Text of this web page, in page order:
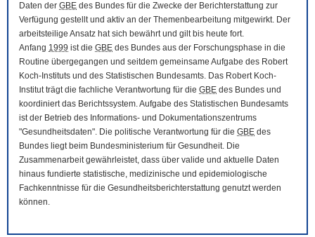
Daten der GBE des Bundes für die Zwecke der Berichterstattung zur
Verfügung gestellt und aktiv an der Themenbearbeitung mitgewirkt. Der
arbeitsteilige Ansatz hat sich bewährt und gilt bis heute fort.
Anfang 1999 ist die GBE des Bundes aus der Forschungsphase in die
Routine übergegangen und seitdem gemeinsame Aufgabe des Robert
Koch-Instituts und des Statistischen Bundesamts. Das Robert Koch-
Institut trägt die fachliche Verantwortung für die GBE des Bundes und
koordiniert das Berichtssystem. Aufgabe des Statistischen Bundesamts
ist der Betrieb des Informations- und Dokumentationszentrums
"Gesundheitsdaten". Die politische Verantwortung für die GBE des
Bundes liegt beim Bundesministerium für Gesundheit. Die
Zusammenarbeit gewährleistet, dass über valide und aktuelle Daten
hinaus fundierte statistische, medizinische und epidemiologische
Fachkenntnisse für die Gesundheitsberichterstattung genutzt werden
können.